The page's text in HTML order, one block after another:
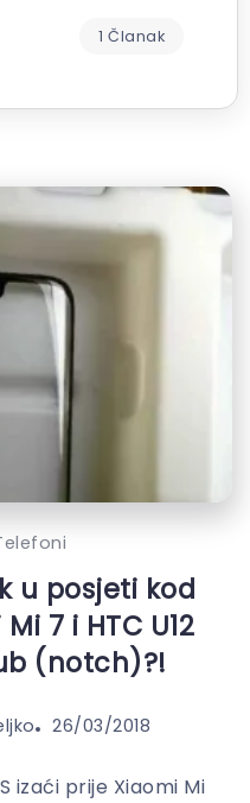
1 Članak
u posjeti kod
7 i HTC U12
(notch)?!
26/03/2018
izaći prije Xiaomi Mi